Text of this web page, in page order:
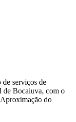
de serviços de
de Bocaiuva, com o
do